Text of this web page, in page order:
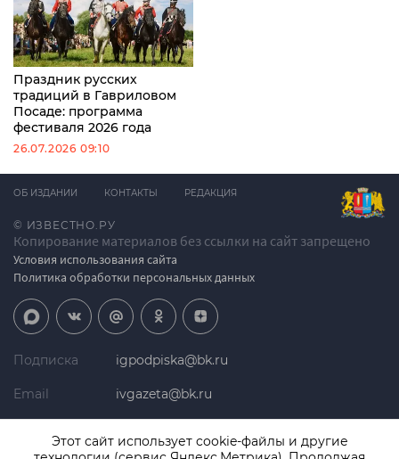
Праздник русских
традиций в Гавриловом
Посаде: программа
фестиваля 2026 года
26.07.2026 09:10
© ИЗВЕСТНО.РУ
Копирование материалов без ссылки на сайт запрещено
Условия использования сайта
Политика обработки персональных данных
ОБ ИЗДАНИИ КОНТАКТЫ РЕДАКЦИЯ
Подписка igpodpiska@bk.ru
Email ivgazeta@bk.ru
Этот сайт использует cookie-файлы и другие